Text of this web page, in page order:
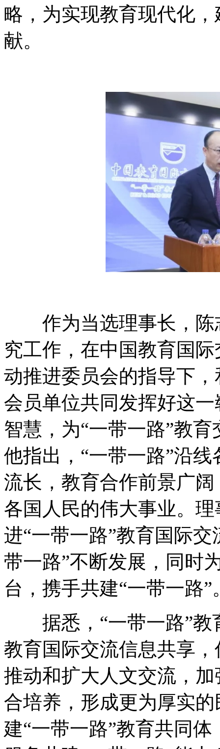
略，为实现教育现代化
献。
作为当选理事长，陈
究工作，在中国教育国
动推进委员会的指导下
会员单位共同发挥好这
智慧，为“一带一路”教
他指出，“一带一路”沿
流长，教育合作前景广
各国人民的伟大事业。
进“一带一路”教育国际
带一路”不断发展，同时
台，携手共建“一带一路”
据悉，“一带一路”教
教育国际交流信息共享
推动和扩大人文交流，
合培养，形成更为厚实
建“一带一路”教育共同